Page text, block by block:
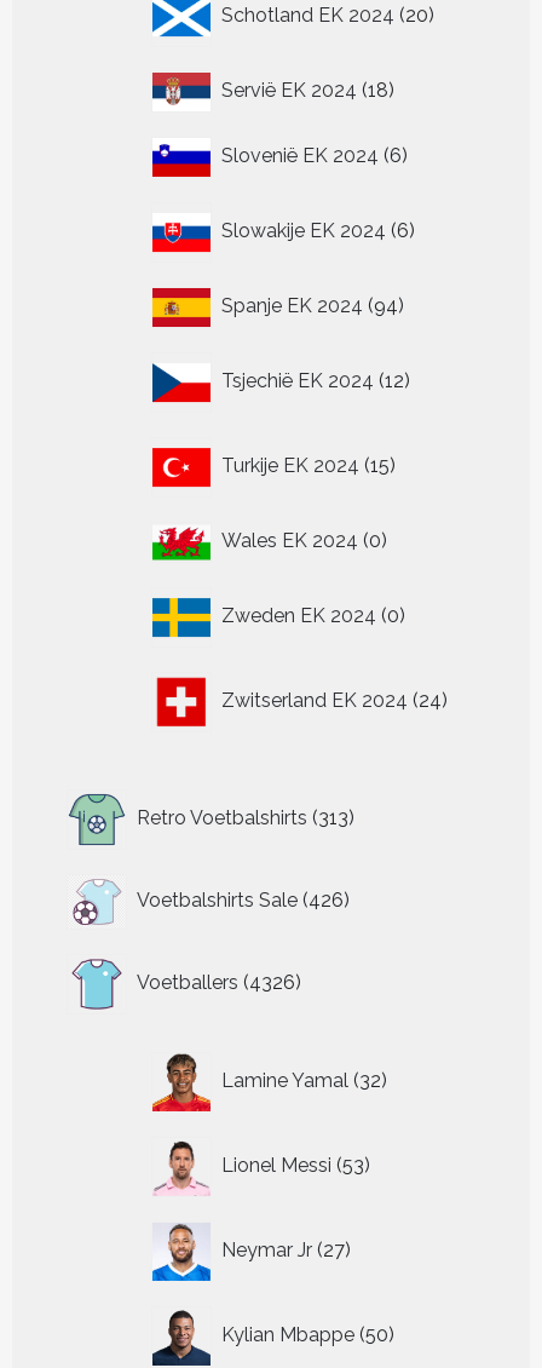
Schotland EK 2024 20
producten
Servië EK 2024 1818
Slovenië EK 2024 66
Slowakije EK 2024 6
producten
Spanje EK 2024 9494
Tsjechië EK 2024 12
producten
Turkije EK 2024 15
producten
Wales EK 2024 00
Zweden EK 2024 0
producten
Zwitserland EK 2024 24
producten
Retro Voetbalshirts 313
producten
Voetbalshirts Sale 426
426
producten
Voetballers 4326
producten
Lamine Yamal 32
producten
Lionel Messi 53
producten
Neymar Jr 27
producten
Kylian Mbappe 50
producten